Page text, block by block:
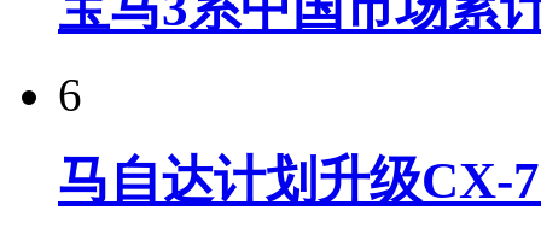
6
马自达计划升级CX-